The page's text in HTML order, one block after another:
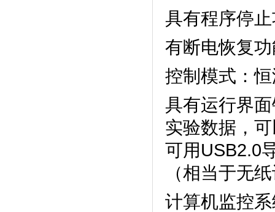
具有程序停止功
有断电恢复功能
控制模式：恒
具有运行界面
实验数据，
可用USB2.0
（相当于无
计算机监控系